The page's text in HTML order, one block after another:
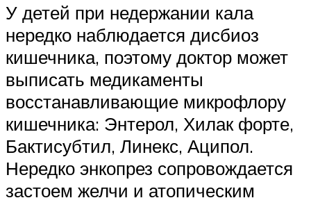
У детей при недержании кала
нередко наблюдается дисбиоз
кишечника, поэтому доктор может
выписать медикаменты
восстанавливающие микрофлору
кишечника: Энтерол, Хилак форте,
Бактисубтил, Линекс, Аципол.
Нередко энкопрез сопровождается
застоем желчи и атопическим